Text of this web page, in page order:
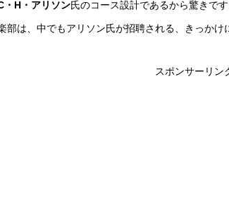
・H・アリソン氏のコース設計であるから驚きです
部は、中でもアリソン氏が招聘される、きっかけ
スポンサーリン